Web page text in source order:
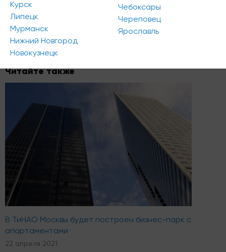
Поделиться в моих соцсетях:
#новости #санкт-петербург
Читайте также
В ТиНАО Москвы будет построен бизнес-парк с
апартаментами
22 апреля 2021
Курск
Липецк
Мурманск
Нижний Новгород
Новокузнецк
Чебоксары
Череповец
Ярославль